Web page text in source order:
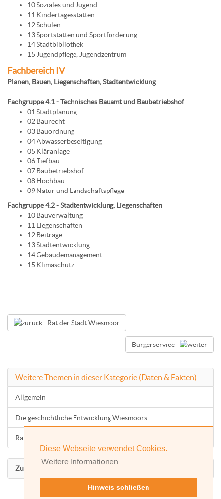
Diese Webseite verwendet Cookies.
Weitere Informationen
Hinweis schließen
10 Soziales und Jugend
11 Kindertagesstätten
12 Schulen
13 Sportstätten und Sportförderung
14 Stadtbibliothek
15 Jugendpflege, Jugendzentrum
Fachbereich IV
Planen, Bauen, Liegenschaften, Stadtentwicklung
Fachgruppe 4.1 - Technisches Bauamt und Baubetriebshof
01 Stadtplanung
02 Baurecht
03 Bauordnung
04 Abwasserbeseitigung
05 Kläranlage
06 Tiefbau
07 Baubetriebshof
08 Hochbau
09 Natur und Landschaftspflege
Fachgruppe 4.2 - Stadtentwicklung, Liegenschaften
10 Bauverwaltung
11 Liegenschaften
12 Beiträge
13 Stadtentwicklung
14 Gebäudemanagement
15 Klimaschutz
Rat der Stadt Wiesmoor
Bürgerservice
Weitere Themen in dieser Kategorie (Daten & Fakten)
Allgemein
Die geschichtliche Entwicklung Wiesmoors
Rat der Stadt Wiesmoor
Zurück nach oben